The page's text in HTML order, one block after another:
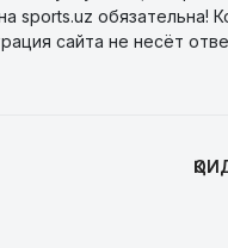
sports.uz обязательна!
сайта не несёт